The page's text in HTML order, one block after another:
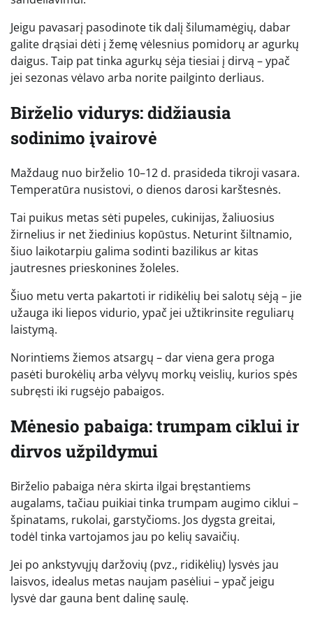
Jeigu pavasarį pasodinote tik dalį šilumamėgių, dabar
galite drąsiai dėti į žemę vėlesnius pomidorų ar agurkų
daigus. Taip pat tinka agurkų sėja tiesiai į dirvą – ypač
jei sezonas vėlavo arba norite pailginto derliaus.
Birželio vidurys: didžiausia
sodinimo įvairovė
Maždaug nuo birželio 10–12 d. prasideda tikroji vasara.
Temperatūra nusistovi, o dienos darosi karštesnės.
Tai puikus metas sėti pupeles, cukinijas, žaliuosius
žirnelius ir net žiedinius kopūstus. Neturint šiltnamio,
šiuo laikotarpiu galima sodinti bazilikus ar kitas
jautresnes prieskonines žoleles.
Šiuo metu verta pakartoti ir ridikėlių bei salotų sėją – jie
užauga iki liepos vidurio, ypač jei užtikrinsite reguliarų
laistymą.
Norintiems žiemos atsargų – dar viena gera proga
pasėti burokėlių arba vėlyvų morkų veislių, kurios spės
subręsti iki rugsėjo pabaigos.
Mėnesio pabaiga: trumpam ciklui ir
dirvos užpildymui
Birželio pabaiga nėra skirta ilgai bręstantiems
augalams, tačiau puikiai tinka trumpam augimo ciklui –
špinatams, rukolai, garstyčioms. Jos dygsta greitai,
todėl tinka vartojamos jau po kelių savaičių.
Jei po ankstyvųjų daržovių (pvz., ridikėlių) lysvės jau
laisvos, idealus metas naujam pasėliui – ypač jeigu
lysvė dar gauna bent dalinę saulę.